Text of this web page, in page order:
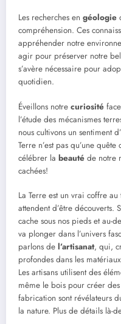
Les recherches en géologie
compréhension. Ces
appréhender notre
agir pour préserver notre
s’avère nécessaire pour
quotidien.
Éveillons notre curiosité
l’étude des mécanismes
nous cultivons un sentiment
Terre n’est pas qu’une
célébrer la beauté de notre
cachées!
La Terre est un vrai coffre
attendent d’être découverts.
cache sous nos pieds et au-
va plonger dans l’univers
parlons de l’artisanat, qui,
profondes dans les
Les artisans utilisent des
même le bois pour créer
fabrication sont révélateurs
la nature. Plus de détails là-